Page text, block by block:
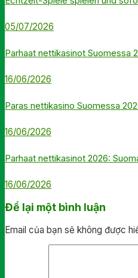
05/07/2026
Parhaat nettikasinot Suomessa
16/06/2026
Paras nettikasino Suomessa
16/06/2026
Parhaat nettikasinot 2026:
16/06/2026
Để lại một bình luận
Email của bạn sẽ không được